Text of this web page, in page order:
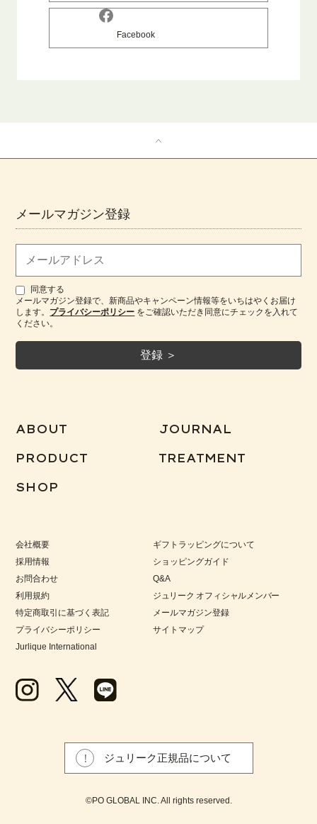
Facebook
メールマガジン登録
同意する
メールマガジン登録で、新商品やキャンペーン情報等をいちはやくお届け
します。 プライバシーポリシー をご確認いただき同意にチェックを入れて
ください。
ABOUT JOURNAL
PRODUCT TREATMENT
SHOP
会社概要
採用情報
お問合わせ
利用規約
特定商取引に基づく表記
プライバシーポリシー
Jurlique International
ギフトラッピングについて
ショッピングガイド
Q&A
ジュリーク オフィシャルメンバー
メールマガジン登録
サイトマップ
ジュリーク正規品について
©PO GLOBAL INC. All rights reserved.